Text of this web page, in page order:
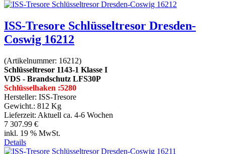
ISS-Tresore Schlüsseltresor Dresden-
Coswig 16212
(Artikelnummer: 16212)
Schlüsseltresor 1143-1 Klasse I
VDS - Brandschutz LFS30P
Schlüsselhaken :5280
Hersteller: ISS-Tresore
Gewicht.: 812 Kg
Lieferzeit: Aktuell ca. 4-6 Wochen
7 307.99 €
inkl. 19 % MwSt.
Details